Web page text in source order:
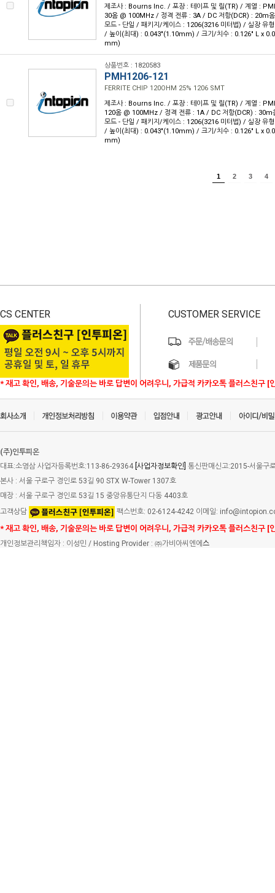
제조사 : Bourns Inc. / 포장 : 테이프 및 릴(TR) / 계열 :
30옴 @ 100MHz / 정격 전류 : 3A / DC 저항(DCR) : 20m
모드 - 단일 / 패키지/케이스 : 1206(3216 미터법) / 실장 유
/ 높이(최대) : 0.043"(1.10mm) / 크기/치수 : 0.126" L x
mm)
상품번호 : 1820583
PMH1206-121
FERRITE CHIP 120OHM 25% 1206 SMT
제조사 : Bourns Inc. / 포장 : 테이프 및 릴(TR) / 계열 :
120옴 @ 100MHz / 정격 전류 : 1A / DC 저항(DCR) : 30m
모드 - 단일 / 패키지/케이스 : 1206(3216 미터법) / 실장 유
/ 높이(최대) : 0.043"(1.10mm) / 크기/치수 : 0.126" L x
mm)
1 2 3 4
CS CENTER
* 재고 확인, 배송, 기술문의는 바로 답변이 어려우니, 가급적 카카오톡 플러스친구 [
CUSTOMER SERVICE
(주)인투피온
대표:소영삼 사업자등록번호:113-86-29364 [사업자정보확인] 통신판매신고:2015-서울구
본사 : 서울 구로구 경인로 53길 90 STX W-Tower 1307호
매장 : 서울 구로구 경인로 53길 15 중앙유통단지 다동 4403호
고객상담
팩스번호: 02-6124-4242 이메일:
* 재고 확인, 배송, 기술문의는 바로 답변이 어려우니, 가급적 카카오톡 플러스친구 [
개인정보관리책임자 : 이성민 / Hosting Provider : ㈜가비아씨엔에 스